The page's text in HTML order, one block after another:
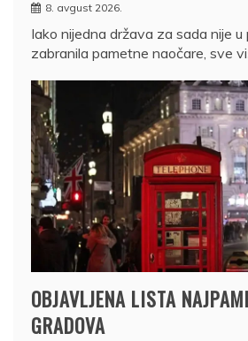
8. avgust 2026.
Iako nijedna država za sada nije
zabranila pametne naočare, sve
OBJAVLJENA LISTA
GRADOVA